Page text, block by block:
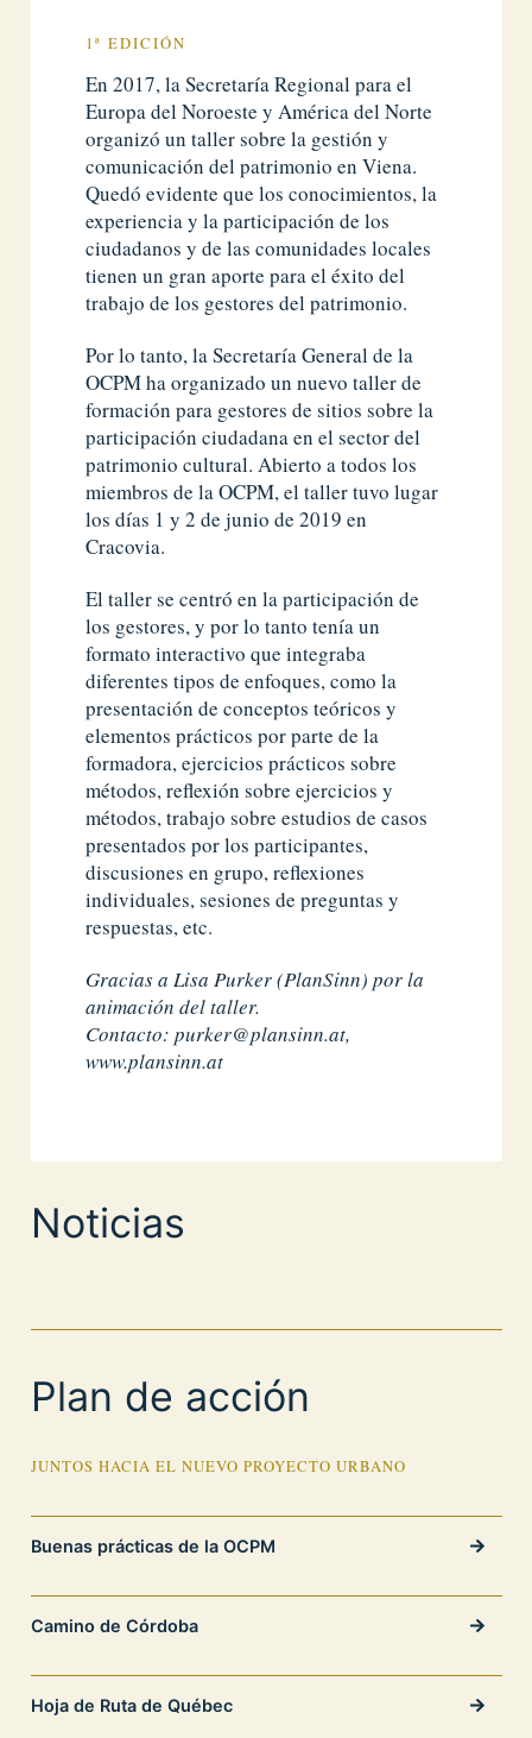
1ª EDICIÓN
En 2017, la Secretaría Regional para el
Europa del Noroeste y América del Norte
organizó un taller sobre la gestión y
comunicación del patrimonio en Viena.
Quedó evidente que los conocimientos, la
experiencia y la participación de los
ciudadanos y de las comunidades locales
tienen un gran aporte para el éxito del
trabajo de los gestores del patrimonio.
Por lo tanto, la Secretaría General de la
OCPM ha organizado un nuevo taller de
formación para gestores de sitios sobre la
participación ciudadana en el sector del
patrimonio cultural. Abierto a todos los
miembros de la OCPM, el taller tuvo lugar
los días 1 y 2 de junio de 2019 en
Cracovia.
El taller se centró en la participación de
los gestores, y por lo tanto tenía un
formato interactivo que integraba
diferentes tipos de enfoques, como la
presentación de conceptos teóricos y
elementos prácticos por parte de la
formadora, ejercicios prácticos sobre
métodos, reflexión sobre ejercicios y
métodos, trabajo sobre estudios de casos
presentados por los participantes,
discusiones en grupo, reflexiones
individuales, sesiones de preguntas y
respuestas, etc.
Gracias a Lisa Purker (PlanSinn) por la
animación del taller.
Contacto:purker@plansinn.at,
www.plansinn.at
Noticias
Plan de acción
JUNTOS HACIA EL NUEVO PROYECTO URBANO
Buenas prácticas de la OCPM
Camino de Córdoba
Hoja de Ruta de Québec